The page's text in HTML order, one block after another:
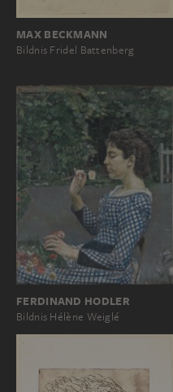
MAX BECKMANN
Bildnis Fridel Battenberg
FERDINAND HODLER
Bildnis Hélène Weiglé